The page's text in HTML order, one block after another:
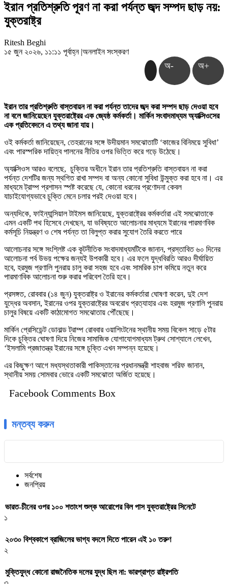
ইরান প্রতিশ্রুতি পূরণ না করা পর্যন্ত জব্দ সম্পদ ছাড় নয়:
যুক্তরাষ্ট্র
Ritesh Beghi
১৫ জুন ২০২৬, ১১:১১ পূর্বাহ্ন |অনলাইন সংস্করণ
অ- অ+
ইরান তার প্রতিশ্রুতি বাস্তবায়ন না করা পর্যন্ত তাদের জব্দ করা সম্পদ ছাড় দেওয়া হবে
না বলে জানিয়েছেন যুক্তরাষ্ট্রের এক জ্যেষ্ঠ কর্মকর্তা। মার্কিন সংবাদমাধ্যম অ্যাক্সিওসের
এক প্রতিবেদনে এ তথ্য জানা যায়।
ওই কর্মকর্তা জানিয়েছেন, তেহরানের সঙ্গে উদীয়মান সমঝোতাটি ‘কাজের বিনিময়ে সুবিধা’
এবং পারস্পরিক দায়িত্ব পালনের নীতির ওপর ভিত্তি করে গড়ে উঠেছে।
অ্যাক্সিওস আরও বলেছে, চুক্তির অধীনে ইরান তার প্রতিশ্রুতি বাস্তবায়ন না করা
পর্যন্ত দেশটির জন্য স্থগিত রাখা সম্পদ বা অন্য কোনো সুবিধা উন্মুক্ত করা হবে না। এর
মাধ্যমে ট্রাম্প প্রশাসন স্পষ্ট করেছে যে, কোনো ধরনের প্রণোদনা কেবল
যাচাইযোগ্যভাবে চুক্তি মেনে চলার পরই দেওয়া হবে।
অন্যদিকে, ফাইন্যান্সিয়াল টাইমস জানিয়েছে, যুক্তরাষ্ট্রের কর্মকর্তারা এই সমঝোতাকে
এমন একটি পথ হিসেবে দেখছেন, যা ভবিষ্যতে আলোচনার মাধ্যমে ইরানের পারমাণবিক
কর্মসূচি নিয়ন্ত্রণ ও শেষ পর্যন্ত তা বিলুপ্ত করার সুযোগ তৈরি করতে পারে
আলোচনার সঙ্গে সংশ্লিষ্ট এক কূটনীতিক সংবাদমাধ্যমটিকে জানান, প্রস্তাবিত ৬০ দিনের
আলোচনা পর্ব উভয় পক্ষের জন্যই উপকারী হবে। এর ফলে যুদ্ধবিরতি আরও দীর্ঘায়িত
হবে, হরমুজ প্রণালি পুনরায় চালু করা সহজ হবে এবং সামরিক চাপ কমিয়ে নতুন করে
পারমাণবিক আলোচনা শুরু করার পরিবেশ তৈরি হবে।
প্রসঙ্গত, রোববার (১৪ জুন) যুক্তরাষ্ট্র ও ইরানের কর্মকর্তারা ঘোষণা করেন, দুই দেশ
যুদ্ধের অবসান, ইরানের ওপর যুক্তরাষ্ট্রের অবরোধ প্রত্যাহার এবং হরমুজ প্রণালি পুনরায়
চালুর বিষয়ে একটি কাঠামোগত সমঝোতায় পৌঁছেছে।
মার্কিন প্রেসিডেন্ট ডোনাল্ড ট্রাম্প রোববার ওয়াশিংটনের স্থানীয় সময় বিকেল সাড়ে ৫টার
দিকে চুক্তির ঘোষণা দিয়ে নিজের সামাজিক যোগাযোগমাধ্যম ট্রুথ সোশ্যালে লেখেন,
‘ইসলামি প্রজাতন্ত্র ইরানের সঙ্গে চুক্তি এখন সম্পন্ন হয়েছে।
এর কিছুক্ষণ আগে মধ্যস্থতাকারী পাকিস্তানের প্রধানমন্ত্রী শাহবাজ শরিফ জানান,
স্থানীয় সময় সোমবার ভোরে একটি সমঝোতা অর্জিত হয়েছে।
Facebook Comments Box
মন্তব্য করুন
সর্বশেষ
জনপ্রিয়
ভারত-চীনের ওপর ১০০ শতাংশ শুল্ক আরোপের বিল পাস যুক্তরাষ্ট্রের সিনেটে
১
২০৩০ বিশ্বকাপে ব্রাজিলের ভাগ্য বদলে দিতে পারেন এই ১০ তরুণ
২
মুক্তিযুদ্ধ কোনো রাজনৈতিক দলের যুদ্ধ ছিল না: ভারপ্রাপ্ত রাষ্ট্রপতি